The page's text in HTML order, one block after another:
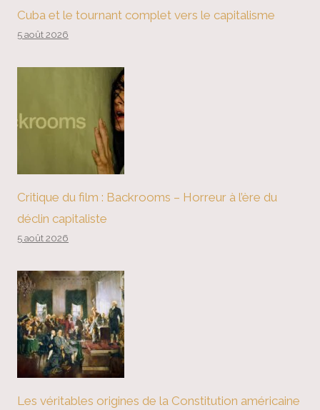
Cuba et le tournant complet vers le capitalisme
5 août 2026
Critique du film : Backrooms – Horreur à l’ère du
déclin capitaliste
5 août 2026
Les véritables origines de la Constitution américaine